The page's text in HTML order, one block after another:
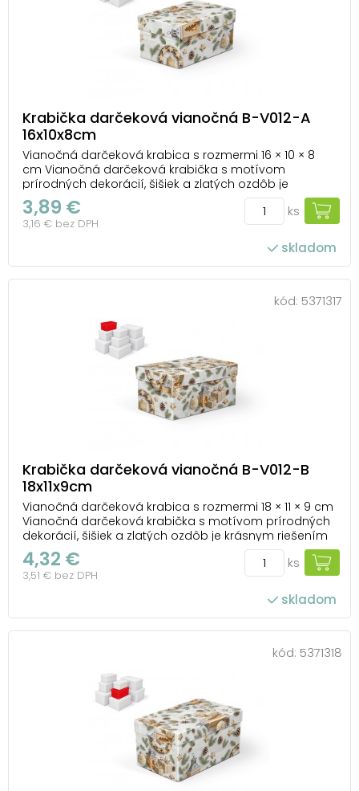
Krabička darčeková vianočná B-V012-A
16x10x8cm
Vianočná darčeková krabica s rozmermi 16 × 10 × 8
cm Vianočná darčeková krabička s motívom
prírodných dekorácií, šišiek a zlatých ozdôb je
ideálnym obalom, ktorý dodá darčeku jedinečný
vzhľad. Vďaka pevnému materiálu spoľahlivo ochráni
vložený obsah a pritom pôsobí esteticky – obal sa tak
3,89 €
3,16 € bez DPH
ks
skladom
kód: 5371317
Krabička darčeková vianočná B-V012-B
18x11x9cm
Vianočná darčeková krabica s rozmermi 18 × 11 × 9 cm
Vianočná darčeková krabička s motívom prírodných
dekorácií, šišiek a zlatých ozdôb je krásnym riešením
pre každého, kto chce mať darček zabalený rýchlo,
jednoducho a zároveň štýlovo. Prírodný motív
doplnený o zlaté detaily vytvára elegantný ...
4,32 €
3,51 € bez DPH
ks
skladom
kód: 5371318